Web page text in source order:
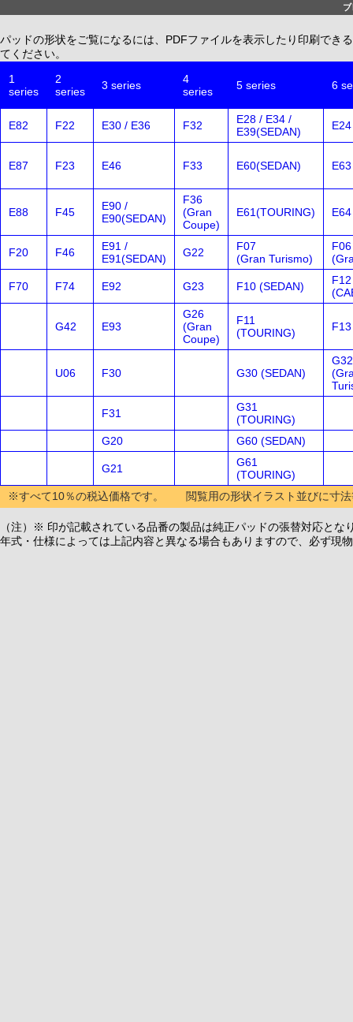
パッドの形状をご覧になるには、PDFファイルを表示したり印刷でき
てください。
1
series
2
series
3 series
4
series
5 series 6
E82 F22 E30 / E36 F32
E28 / E34 /
E39(SEDAN)
E24
E87 F23 E46 F33 E60(SEDAN) E63
E88 F45
E90 /
E90(SEDAN)
F36
(Gran
Coupe)
E61(TOURING) E64
F20 F46
E91 /
E91(SEDAN)
G22
F07
(Gran Turismo)
F06
F70 F74 E92 G23 F10 (SEDAN)
F12
G42 E93
G26
(Gran
Coupe)
F11
(TOURING)
U06 F30 G30 (SEDAN)
G32
F31
G31
(TOURING)
G20
G60 (SEDAN)
G21
G61
(TOURING)
※すべて10％の税込価格です。 閲覧用の形状イラスト並びに寸法
（注）※ 印が記載されている品番の製品は純正パッドの張替対応とな
年式・仕様によっては上記内容と異なる場合もありますので、必ず現